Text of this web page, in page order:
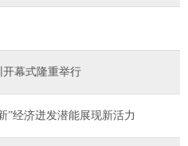
开幕式隆重举行
”经济迸发潜能展现新活力